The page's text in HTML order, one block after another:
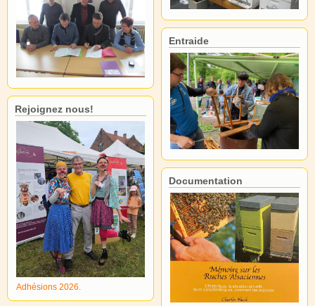
Rejoignez nous!
Adhésions 2026.
Entraide
Documentation